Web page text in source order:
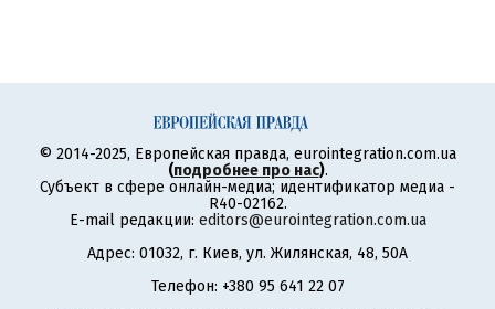
© 2014-2025, Европейская правда, eurointegration.com.ua
(подробнее про нас).
Субъект в сфере онлайн-медиа; идентификатор медиа -
R40-02162.
E-mail редакции: editors@eurointegration.com.ua
Адрес: 01032, г. Киев, ул. Жилянская, 48, 50А
Телефон: +380 95 641 22 07